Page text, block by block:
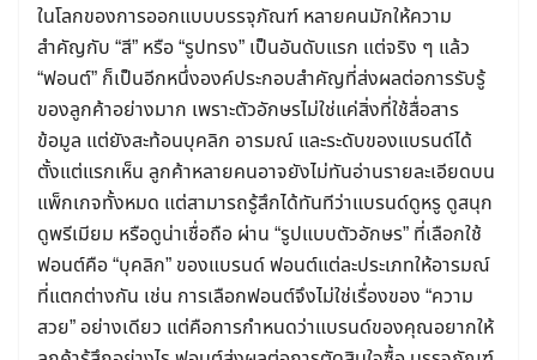
ในโลกของการออกแบบบรรจุภัณฑ์ หลายคนมักให้ความ
สำคัญกับ “สี” หรือ “รูปทรง” เป็นอันดับแรก แต่จริง ๆ แล้ว
“ฟอนต์” ก็เป็นอีกหนึ่งองค์ประกอบสำคัญที่ส่งผลต่อการรับรู้
ของลูกค้าอย่างมาก เพราะตัวอักษรไม่ใช่แค่สิ่งที่ใช้สื่อสาร
ข้อมูล แต่ยังสะท้อนบุคลิก อารมณ์ และระดับของแบรนด์ได้
ตั้งแต่แรกเห็น ลูกค้าหลายคนอาจยังไม่ทันอ่านรายละเอียดบน
แพ็กเกจทั้งหมด แต่สามารถรู้สึกได้ทันทีว่าแบรนด์ดูหรู ดูสนุก
ดูพรีเมียม หรือดูน่าเชื่อถือ ผ่าน “รูปแบบตัวอักษร” ที่เลือกใช้
ฟอนต์คือ “บุคลิก” ของแบรนด์ ฟอนต์แต่ละประเภทให้อารมณ์
ที่แตกต่างกัน เช่น การเลือกฟอนต์จึงไม่ใช่เรื่องของ “ความ
สวย” อย่างเดียว แต่คือการกำหนดว่าแบรนด์ของคุณอยากให้